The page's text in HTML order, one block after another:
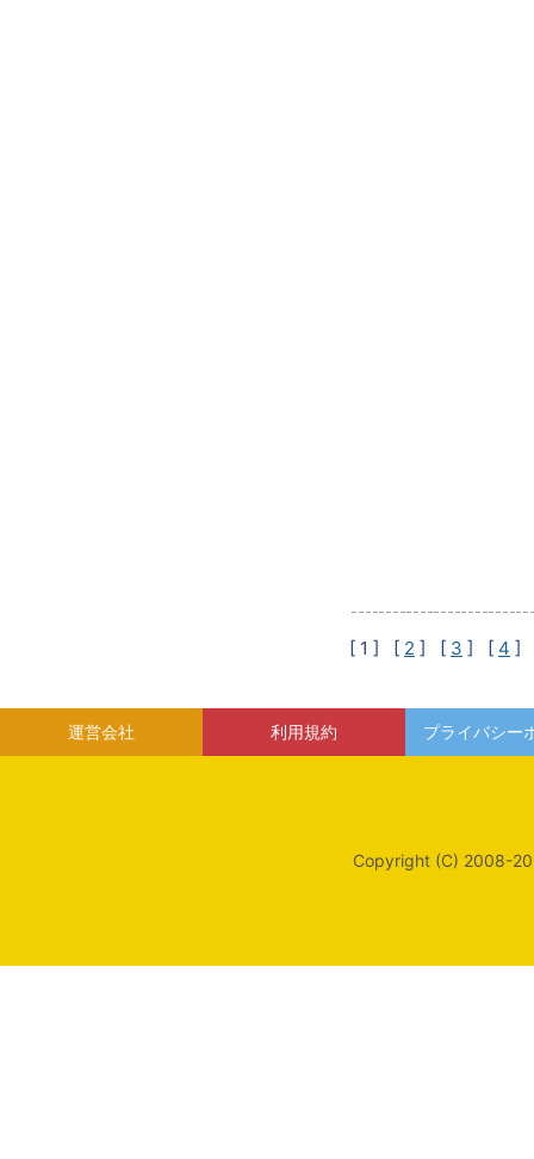
[ 1 ] [ 2 ] [ 3 ] [ 4 ]
運営会社 利用規約 プライバシー
Copyright (C) 2008-